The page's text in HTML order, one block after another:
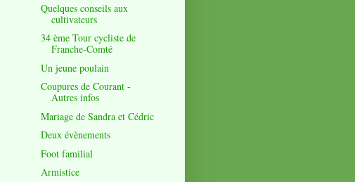
Quelques conseils aux
cultivateurs
34 ème Tour cycliste de
Franche-Comté
Un jeune poulain
Coupures de Courant -
Autres infos
Mariage de Sandra et Cédric
Deux évènements
Foot familial
Armistice